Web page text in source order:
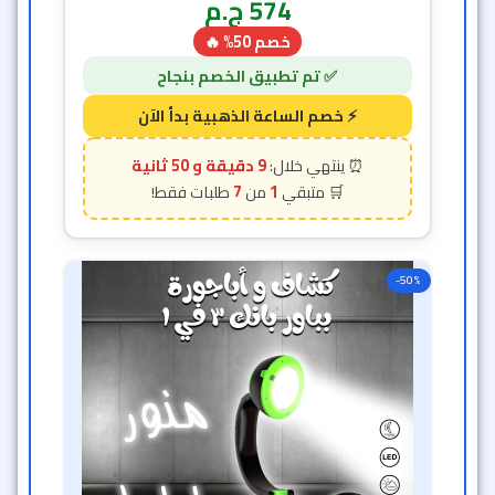
574ج.م
خصم 50% 🔥
9 دقيقة و 48 ثانية
1
7
-50%